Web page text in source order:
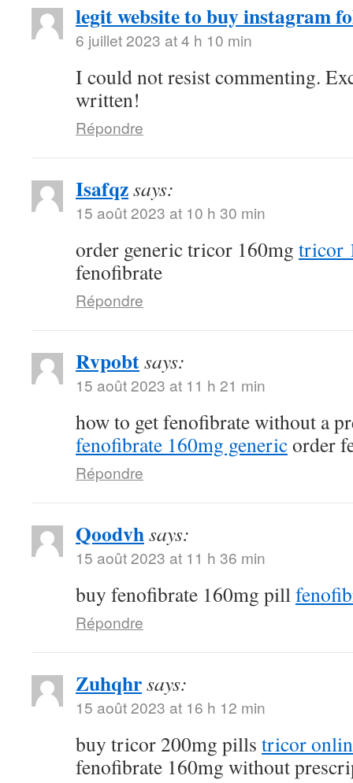
legit website to buy instagram
6 juillet 2023 at 4 h 10 min
I could not resist commenting.
written!
Répondre
Isafqzsays:
15 août 2023 at 10 h 30 min
order generic tricor 160mg tricor
fenofibrate
Répondre
Rvpobtsays:
15 août 2023 at 11 h 21 min
how to get fenofibrate without a
fenofibrate 160mg genericorder
Répondre
Qoodvhsays:
15 août 2023 at 11 h 36 min
buy fenofibrate 160mg pill
Répondre
Zuhqhrsays:
15 août 2023 at 16 h 12 min
buy tricor 200mg pills tricor
fenofibrate 160mg without